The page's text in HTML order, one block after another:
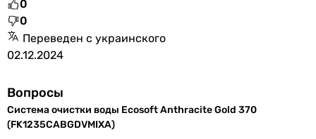
0
0
Переведен с украинского
02.12.2024
Вопросы
Система очистки воды Ecosoft Anthracite Gold 370
(FK1235CABGDVMIXA)